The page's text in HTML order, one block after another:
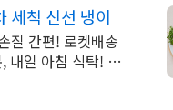
세척 신선 냉이
질 간편! 로켓배송
내일 아침 식탁! 와